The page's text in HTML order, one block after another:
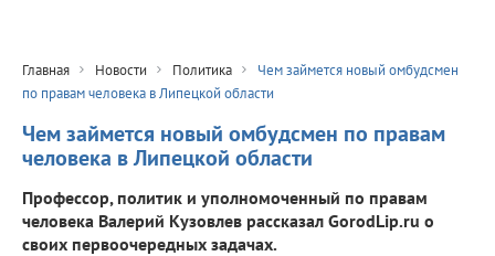
Главная Новости Политика
Чем займется новый омбудсмен
по правам человека в Липецкой области
Чем займется новый омбудсмен по правам
человека в Липецкой области
Профессор, политик и уполномоченный по правам
человека Валерий Кузовлев рассказал GorodLip.ru о
своих первоочередных задачах.